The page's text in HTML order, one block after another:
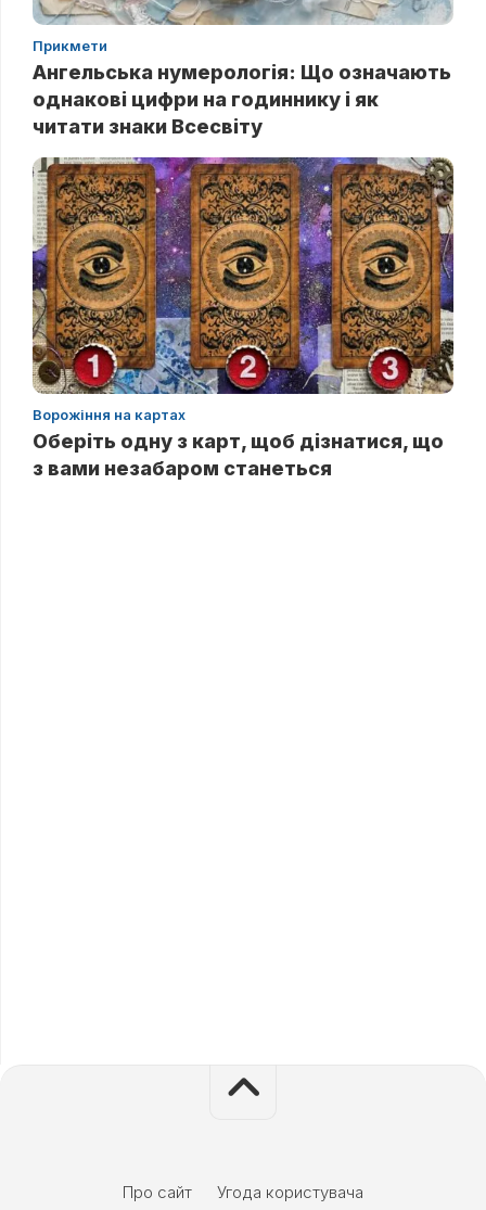
Прикмети
Ангельська нумерологія: Що означають
однакові цифри на годиннику і як
читати знаки Всесвіту
Ворожіння на картах
Оберіть одну з карт, щоб дізнатися, що
з вами незабаром станеться
Поточна
Про сайт Угода користувача